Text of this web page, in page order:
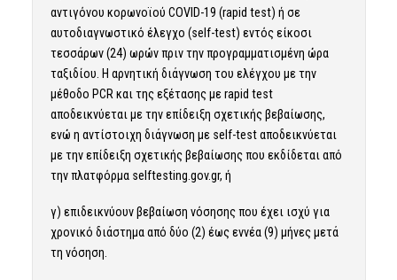
αντιγόνου κορωνοϊού COVID-19 (rapid test) ή σε
αυτοδιαγνωστικό έλεγχο (self-test) εντός είκοσι
τεσσάρων (24) ωρών πριν την προγραμματισμένη ώρα
ταξιδίου. Η αρνητική διάγνωση του ελέγχου με την
μέθοδο PCR και της εξέτασης με rapid test
αποδεικνύεται με την επίδειξη σχετικής βεβαίωσης,
ενώ η αντίστοιχη διάγνωση με self-test αποδεικνύεται
με την επίδειξη σχετικής βεβαίωσης που εκδίδεται από
την πλατφόρμα selftesting.gov.gr, ή
γ) επιδεικνύουν βεβαίωση νόσησης που έχει ισχύ για
χρονικό διάστημα από δύο (2) έως εννέα (9) μήνες μετά
τη νόσηση.